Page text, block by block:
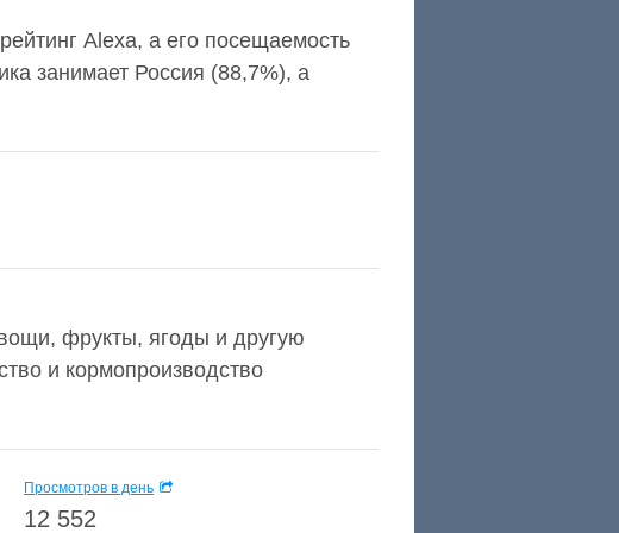
Alexa, а его посещаемость
занимает Россия (88,7%), а
фрукты, ягоды и другую
и кормопроизводство
Просмотров в день
12 552